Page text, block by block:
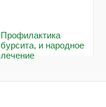
Профилактика
бурсита, и народное
лечение